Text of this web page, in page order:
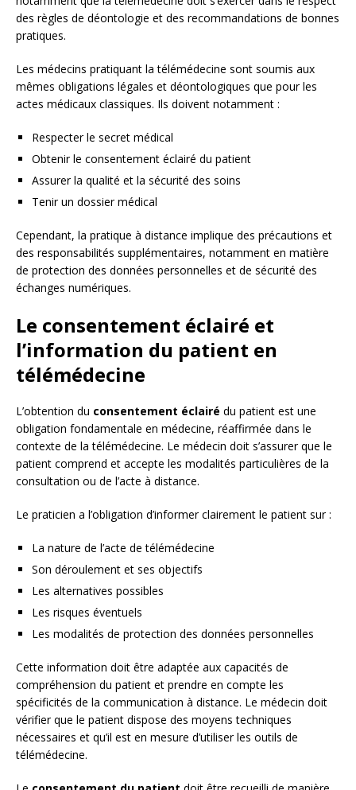
des règles de déontologie et des recommandations de bonnes
pratiques.
Les médecins pratiquant la télémédecine sont soumis aux
mêmes obligations légales et déontologiques que pour les
actes médicaux classiques. Ils doivent notamment :
Respecter le secret médical
Obtenir le consentement éclairé du patient
Assurer la qualité et la sécurité des soins
Tenir un dossier médical
Cependant, la pratique à distance implique des précautions et
des responsabilités supplémentaires, notamment en matière
de protection des données personnelles et de sécurité des
échanges numériques.
Le consentement éclairé et
l’information du patient en
télémédecine
L’obtention du consentement éclairé du patient est une
obligation fondamentale en médecine, réaffirmée dans le
contexte de la télémédecine. Le médecin doit s’assurer que le
patient comprend et accepte les modalités particulières de la
consultation ou de l’acte à distance.
Le praticien a l’obligation d’informer clairement le patient sur :
La nature de l’acte de télémédecine
Son déroulement et ses objectifs
Les alternatives possibles
Les risques éventuels
Les modalités de protection des données personnelles
Cette information doit être adaptée aux capacités de
compréhension du patient et prendre en compte les
spécificités de la communication à distance. Le médecin doit
vérifier que le patient dispose des moyens techniques
nécessaires et qu’il est en mesure d’utiliser les outils de
télémédecine.